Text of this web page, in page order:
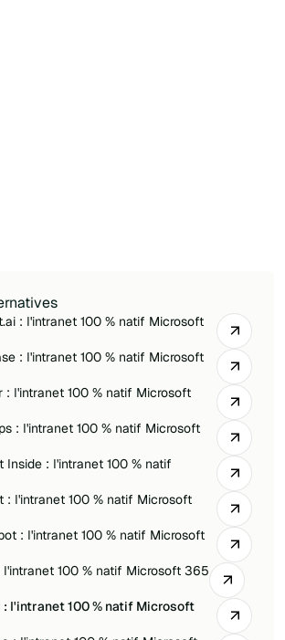
: l'intranet 100 % natif Microsoft
: l'intranet 100 % natif Microsoft
: l'intranet 100 % natif Microsoft
: l'intranet 100 % natif Microsoft
Inside : l'intranet 100 % natif
: l'intranet 100 % natif Microsoft
: l'intranet 100 % natif Microsoft
100 % natif Microsoft 365
l'intranet 100 % natif Microsoft